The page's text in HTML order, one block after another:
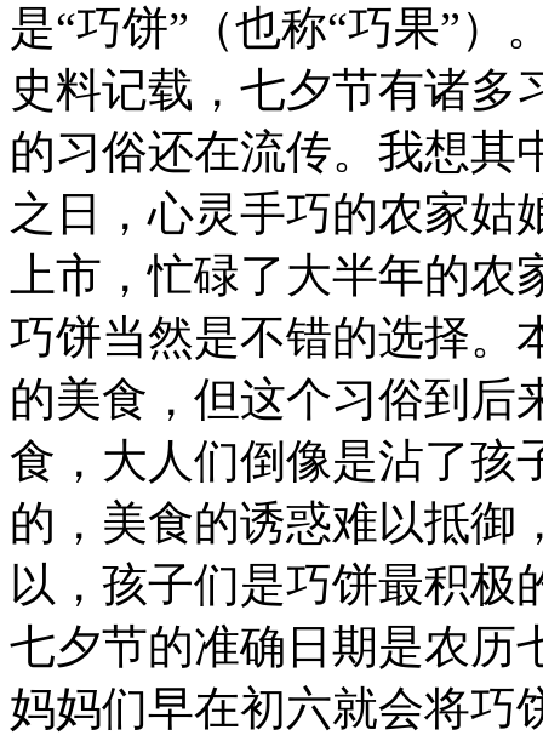
是“巧饼”（也称“巧果”）
史料记载，七夕节有诸多
的习俗还在流传。我想其
之日，心灵手巧的农家姑
上市，忙碌了大半年的
巧饼当然是不错的选择。
的美食，但这个习俗到后
食，大人们倒像是沾了孩
的，美食的诱惑难以抵御
以，孩子们是巧饼最积极
七夕节的准确日期是农历
妈妈们早在初六就会将巧